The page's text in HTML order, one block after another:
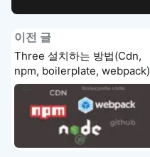
이전 글
Three 설치하는 방법(Cdn,
npm, boilerplate, webpack)
- Three.js 강좌